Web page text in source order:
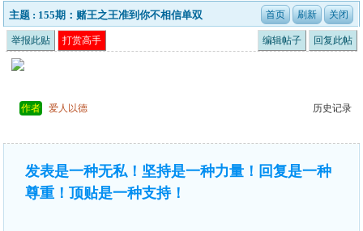
主题 : 155期：赌王之王准到你不相信单双
举报此贴 打赏高手 编辑帖子 回复此帖
作者 爱人以德 历史记录
发表是一种无私！坚持是一种力量！回复是一种
尊重！顶贴是一种支持！